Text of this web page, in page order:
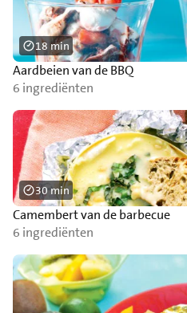
Aardbeien van de BBQ
6 ingrediënten
18 min
Camembert van de barbecue
6 ingrediënten
30 min